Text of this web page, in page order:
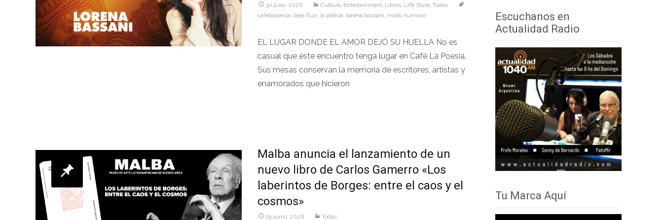
30 julio, 2026 Cultura, Entertainment, Libros, Life Style, Todas
cafélapoesia, deja fluir, la poesia, lorena bassani, modo humano
EL LUGAR DONDE EL AMOR DEJÓ SU HUELLA No es
casual que este encuentro tenga lugar en Café La Poesía.
Sus mesas conservan la memoria de escritores, artistas y
enamorados que hicieron
Malba anuncia el lanzamiento de un
nuevo libro de Carlos Gamerro «Los
laberintos de Borges: entre el caos y el
cosmos»
25 junio, 2026 Todas
arriba/abajo
para
aumentar
disminuir
el
volumen.
Escuchanos en
Actualidad Radio
Tu Marca Aquí